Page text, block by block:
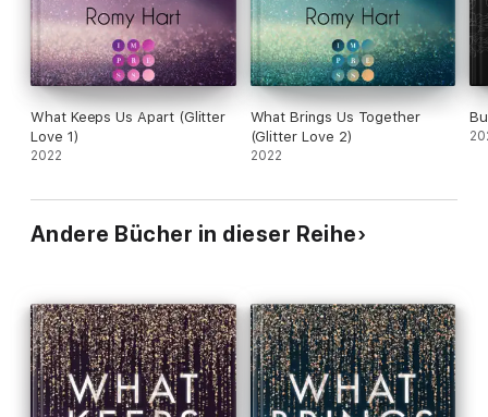
What Keeps Us Apart (Glitter
Love 1)
2022
What Brings Us Together
(Glitter Love 2)
2022
Andere Bücher in dieser Reihe